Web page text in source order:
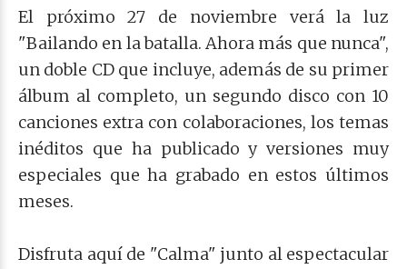
El próximo 27 de noviembre verá la luz
"Bailando en la batalla. Ahora más que nunca",
un doble CD que incluye, además de su primer
álbum al completo, un segundo disco con 10
canciones extra con colaboraciones, los temas
inéditos que ha publicado y versiones muy
especiales que ha grabado en estos últimos
meses.
Disfruta aquí de "Calma" junto al espectacular